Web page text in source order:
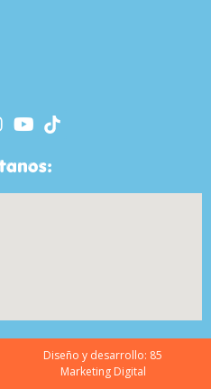
Diseño y desarrollo: 85
Marketing Digital